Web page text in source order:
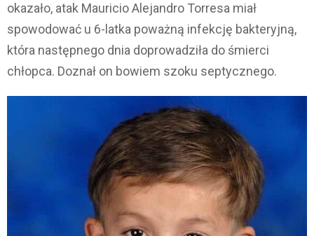
okazało, atak Mauricio Alejandro Torresa miał
spowodować u 6-latka poważną infekcję bakteryjną,
która następnego dnia doprowadziła do śmierci
chłopca. Doznał on bowiem szoku septycznego.